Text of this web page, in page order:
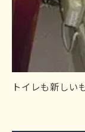
トイレも新しい